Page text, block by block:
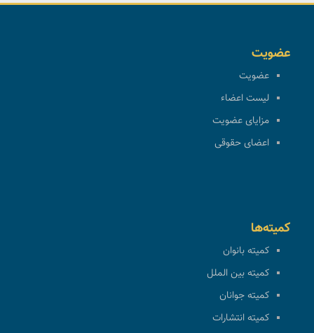
عضویت
عضویت
لیست اعضاء
مزایای عضویت
اعضای حقوقی
کمیته‌ها
کمیته بانوان
کمیته بین الملل
کمیته جوانان
کمیته انتشارات